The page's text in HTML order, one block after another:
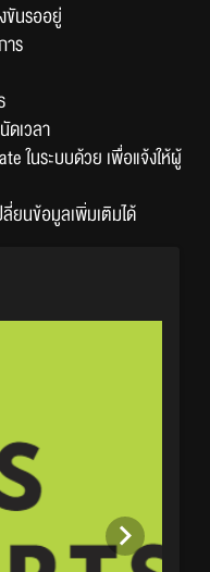
ขันรออยู่
าร
ดเวลา
ในระบบด้วย เพื่อแจ้งให้ผู้
ยนข้อมูลเพิ่มเติมได้